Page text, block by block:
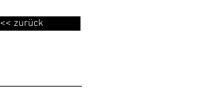
<< zurück